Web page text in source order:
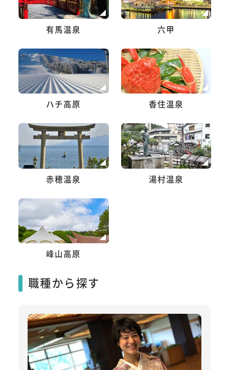
有馬温泉 六甲
ハチ高原 香住温泉
赤穂温泉 湯村温泉
峰山高原
職種から探す